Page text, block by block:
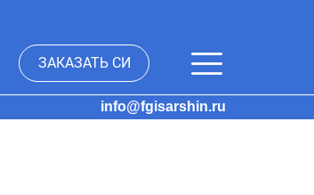
ЗАКАЗАТЬ СИ
info@fgisarshin.ru